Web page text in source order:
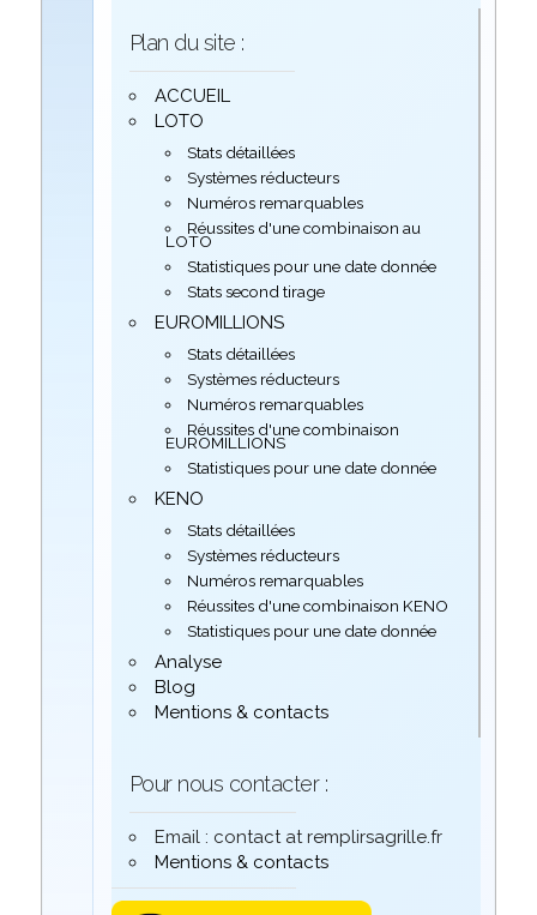
Plan du site :
ACCUEIL
LOTO
Stats détaillées
Systèmes réducteurs
Numéros remarquables
Réussites d'une combinaison au
LOTO
Statistiques pour une date donnée
Stats second tirage
EUROMILLIONS
Stats détaillées
Systèmes réducteurs
Numéros remarquables
Réussites d'une combinaison
EUROMILLIONS
Statistiques pour une date donnée
KENO
Stats détaillées
Systèmes réducteurs
Numéros remarquables
Réussites d'une combinaison KENO
Statistiques pour une date donnée
Analyse
Blog
Mentions & contacts
Pour nous contacter :
Email : contact at remplirsagrille.fr
Mentions & contacts